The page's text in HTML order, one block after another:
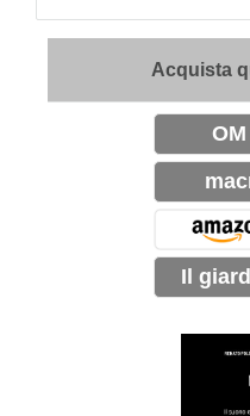
Acquista
Il